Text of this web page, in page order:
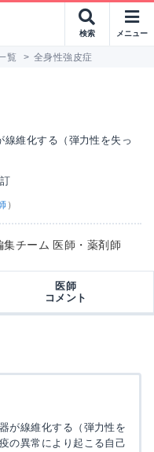
検索 メニュー
覧 > 全身性強皮症
維化する（弾力性を失っ
）
チーム 医師・薬剤師
医師
コメント
が線維化する（弾力性を
の異常により起こる自己